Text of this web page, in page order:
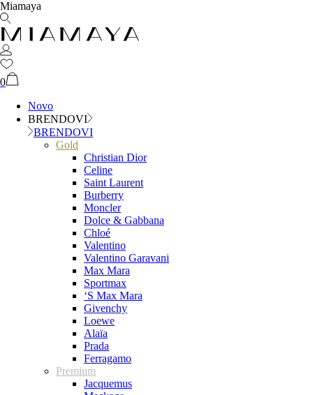
Miamaya
0
Novo
BRENDOVI
BRENDOVI
Gold
Christian Dior
Celine
Saint Laurent
Burberry
Moncler
Dolce & Gabbana
Chloé
Valentino
Valentino Garavani
Max Mara
Sportmax
‘S Max Mara
Givenchy
Loewe
Alaïa
Prada
Ferragamo
Premium
Jacquemus